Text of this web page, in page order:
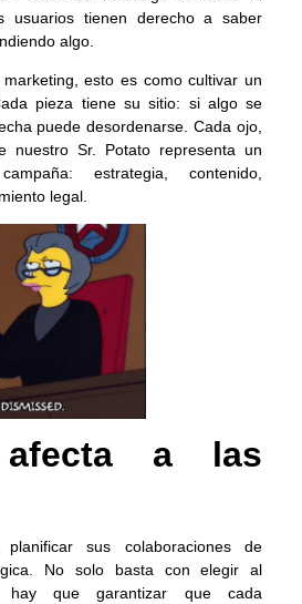
usuarios tienen derecho a saber
algo.
esto es como cultivar un
pieza tiene su sitio: si algo se
puede desordenarse. Cada ojo,
nuestro Sr. Potato representa un
estrategia, contenido,
legal.
afecta a las
sus colaboraciones de
No solo basta con elegir al
hay que garantizar que cada